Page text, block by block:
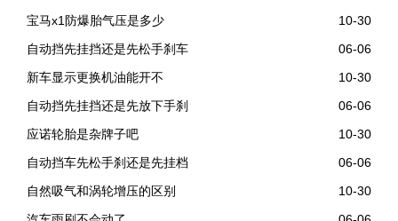
宝马x1防爆胎气压是多少
10-30
自动挡先挂挡还是先松手刹车
06-06
新车显示更换机油能开不
10-30
自动挡先挂挡还是先放下手刹
06-06
应诺轮胎是杂牌子吧
10-30
自动挡车先松手刹还是先挂档
06-06
自然吸气和涡轮增压的区别
10-30